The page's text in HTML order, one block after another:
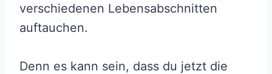
verschiedenen Lebensabschnitten
auftauchen.
Denn es kann sein, dass du jetzt die